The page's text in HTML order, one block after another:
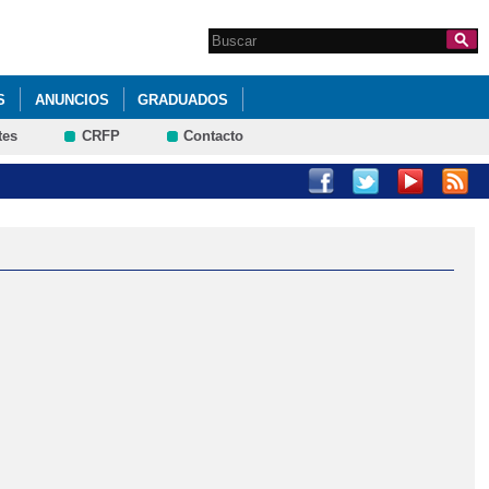
Formulario de
búsqueda
Search this site
ANUNCIOS GRADUADOS
CRFP Contacto